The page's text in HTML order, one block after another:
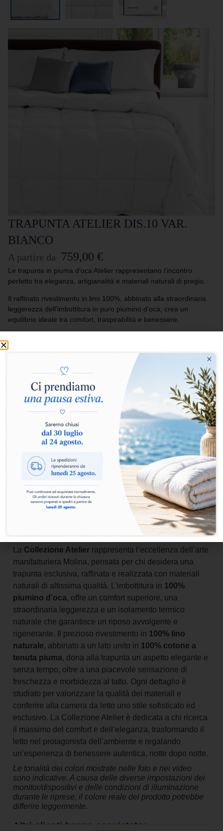
TRAPUNTA ATELIER DIS.10 VAR.
BIANCO
A partire da 759,00 €
Le trapunte in piuma d’oca Atelier rappresentano l’incontro
perfetto tra eleganza, artigianalità e materiali naturali di pregio.
Il raffinato rivestimento in lino 100%, abbinato alla straordinaria
leggerezza dell’imbottitura in puro piumino d’oca, crea un
equilibrio ideale tra comfort, traspirabilità e benessere.
ed esclusività, le trapunte Atelier trasformano ogni riposo in
un’esperienza di autentico lusso e naturale morbidezza.
Seleziona i punti calore:
Aggiungi al carrello
La Collezione Atelier rappresenta l’eccellenza dell’arte
manifatturiera Molina, pensata per chi desidera una
trapunta esclusiva, raffinata e realizzata con materiali
naturali di altissima qualità. L’imbottitura in 100%
piumino d’oca, offre un comfort superiore, una
straordinaria leggerezza e un isolamento termico
naturale che garantisce un riposo avvolgente e
rigenerante. Il prezioso rivestimento in 100% lino
naturale, abbinato a un lato unito in 100% cotone a
tenuta piuma, dona alla trapunta un aspetto elegante e
senza tempo, oltre a una piacevole sensazione di
freschezza e morbidezza al tatto. Ogni dettaglio è
studiato per valorizzare la qualità dei materiali e
conferire alla camera da letto uno stile sofisticato ed
esclusivo. La Collezione Atelier è dedicata a chi ricerca
il massimo del comfort e dell’eleganza, trasformando il
letto nel protagonista dell’ambiente e regalando
un’esperienza di benessere autentica, notte dopo notte.
Le tonalità dei colori mostrate nelle foto e nei video
sono indicative. A causa delle diverse impostazioni dei
monitor/dispositivi e delle condizioni di illuminazione
durante le riprese, il colore reale del prodotto potrebbe
differire leggermente.
Altri clienti hanno acquistato: